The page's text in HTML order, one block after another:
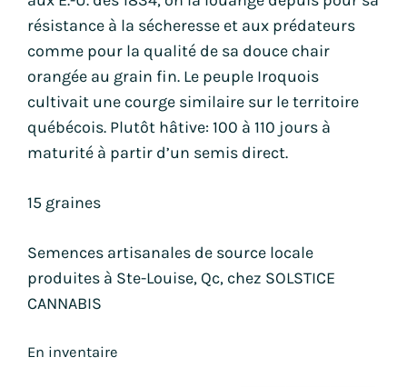
résistance à la sécheresse et aux prédateurs
comme pour la qualité de sa douce chair
orangée au grain fin. Le peuple Iroquois
cultivait une courge similaire sur le territoire
québécois. Plutôt hâtive: 100 à 110 jours à
maturité à partir d’un semis direct.
15 graines
Semences artisanales de source locale
produites à Ste-Louise, Qc, chez SOLSTICE
CANNABIS
En inventaire